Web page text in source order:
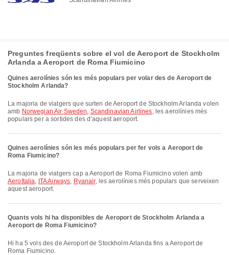
Preguntes freqüents sobre el vol de Aeroport de Stockholm
Arlanda a Aeroport de Roma Fiumicino
Quines aerolínies són les més populars per volar des de Aeroport de
Stockholm Arlanda?
La majoria de viatgers que surten de Aeroport de Stockholm Arlanda volen
amb Norwegian Air Sweden, Scandinavian Airlines, les aerolínies més
populars per a sortides des d’aquest aeroport.
Quines aerolínies són les més populars per fer vols a Aeroport de
Roma Fiumicino?
La majoria de viatgers cap a Aeroport de Roma Fiumicino volen amb
AeroItalia, ITA Airways, Ryanair, les aerolínies més populars que serveixen
aquest aeroport.
Quants vols hi ha disponibles de Aeroport de Stockholm Arlanda a
Aeroport de Roma Fiumicino?
Hi ha 5 vols des de Aeroport de Stockholm Arlanda fins a Aeroport de
Roma Fiumicino.